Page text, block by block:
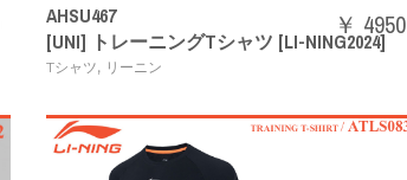
AHSU467
[UNI] トレーニングTシャツ [LI-NING2024]
Tシャツ, リーニン
￥ 4950